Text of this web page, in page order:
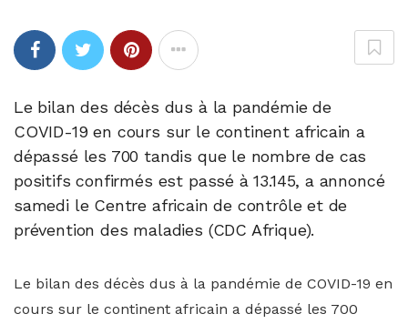
Le bilan des décès dus à la pandémie de
COVID-19 en cours sur le continent africain a
dépassé les 700 tandis que le nombre de cas
positifs confirmés est passé à 13.145, a annoncé
samedi le Centre africain de contrôle et de
prévention des maladies (CDC Afrique).
Le bilan des décès dus à la pandémie de COVID-19 en
cours sur le continent africain a dépassé les 700